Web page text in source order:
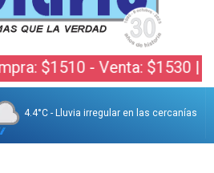
- Venta: $1530 |
4.4°C - Lluvia irregular en las cercanías